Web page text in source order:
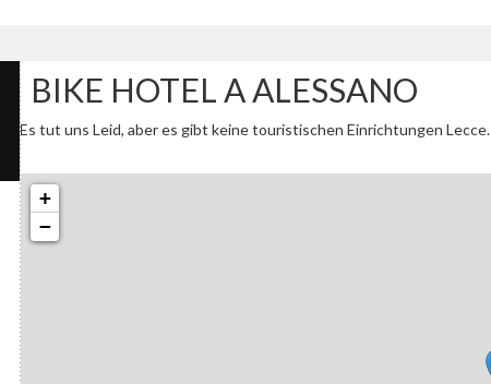
BIKE HOTEL A ALESSANO
Es tut uns Leid, aber es gibt keine touristischen Einrichtungen Lecce.
+
−